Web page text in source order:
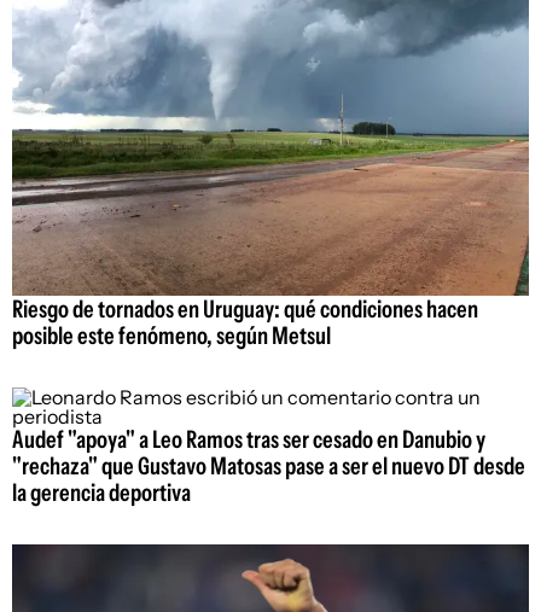
Riesgo de tornados en Uruguay: qué condiciones hacen
posible este fenómeno, según Metsul
Audef "apoya" a Leo Ramos tras ser cesado en Danubio y
"rechaza" que Gustavo Matosas pase a ser el nuevo DT desde
la gerencia deportiva